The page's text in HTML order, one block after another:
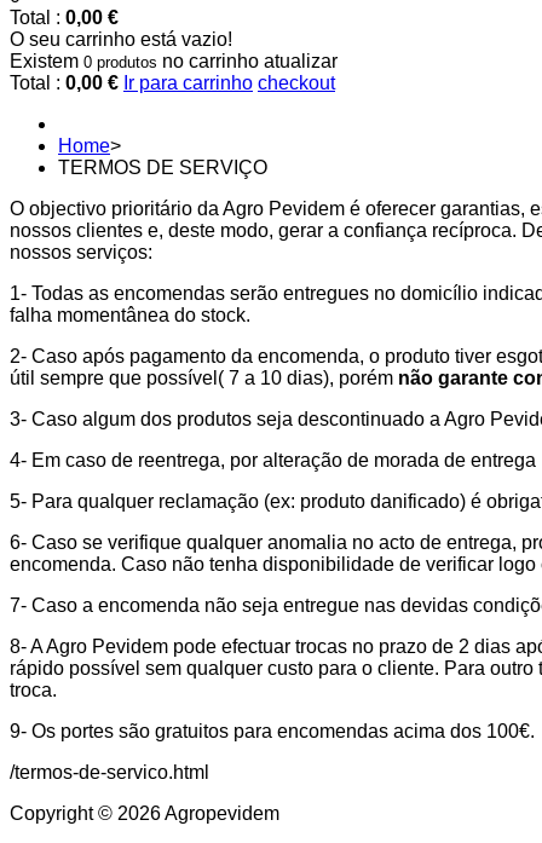
Total : 0,00 €
O seu carrinho está vazio!
Existem 0 produtos no carrinho atualizar
Total : 0,00 € Ir para carrinho checkout
Home>
TERMOS DE SERVIÇO
O objectivo prioritário da Agro Pevidem é oferecer
nossos clientes e, deste modo, gerar a confiança recíproca.
nossos serviços:
1- Todas as encomendas serão entregues no domicílio
falha momentânea do stock.
2- Caso após pagamento da encomenda, o produto tiver
útil sempre que possível( 7 a 10 dias), porém não garante
3- Caso algum dos produtos seja descontinuado a Agro
4- Em caso de reentrega, por alteração de morada de
5- Para qualquer reclamação (ex: produto danificado) é
6- Caso se verifique qualquer anomalia no acto de entrega,
encomenda. Caso não tenha disponibilidade de verificar
7- Caso a encomenda não seja entregue nas devidas
8- A Agro Pevidem pode efectuar trocas no prazo de 2 dias
rápido possível sem qualquer custo para o cliente. Para
troca.
9- Os portes são gratuitos para encomendas acima dos 100€.
/termos-de-servico.html
Copyright © 2026 Agropevidem